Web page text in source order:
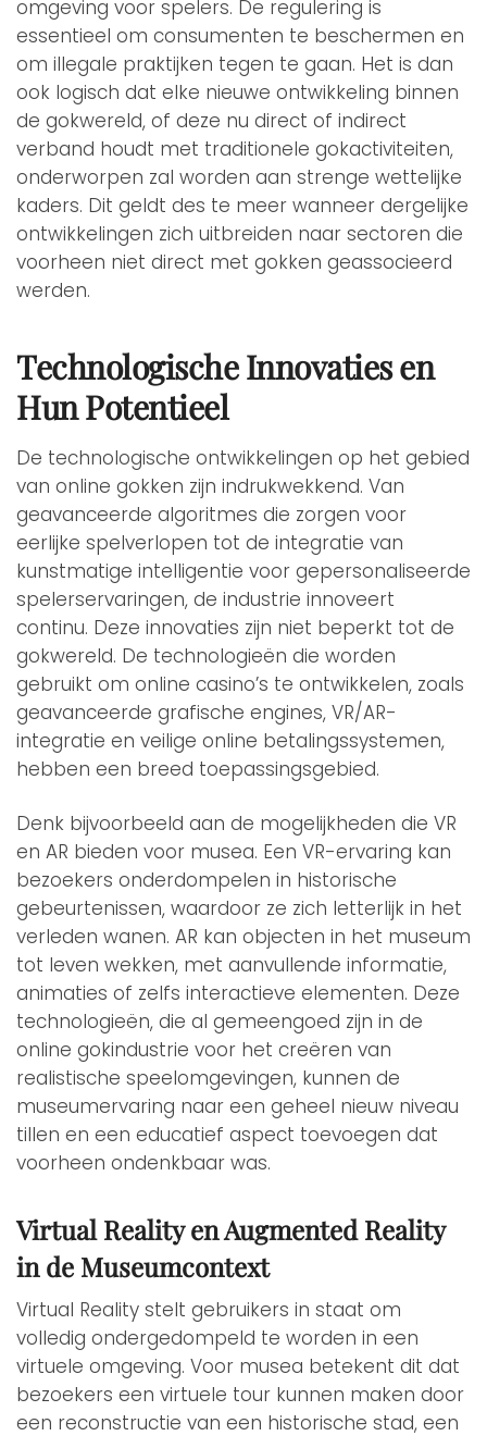
omgeving voor spelers. De regulering is
essentieel om consumenten te beschermen en
om illegale praktijken tegen te gaan. Het is dan
ook logisch dat elke nieuwe ontwikkeling binnen
de gokwereld, of deze nu direct of indirect
verband houdt met traditionele gokactiviteiten,
onderworpen zal worden aan strenge wettelijke
kaders. Dit geldt des te meer wanneer dergelijke
ontwikkelingen zich uitbreiden naar sectoren die
voorheen niet direct met gokken geassocieerd
werden.
Technologische Innovaties en
Hun Potentieel
De technologische ontwikkelingen op het gebied
van online gokken zijn indrukwekkend. Van
geavanceerde algoritmes die zorgen voor
eerlijke spelverlopen tot de integratie van
kunstmatige intelligentie voor gepersonaliseerde
spelerservaringen, de industrie innoveert
continu. Deze innovaties zijn niet beperkt tot de
gokwereld. De technologieën die worden
gebruikt om online casino’s te ontwikkelen, zoals
geavanceerde grafische engines, VR/AR-
integratie en veilige online betalingssystemen,
hebben een breed toepassingsgebied.
Denk bijvoorbeeld aan de mogelijkheden die VR
en AR bieden voor musea. Een VR-ervaring kan
bezoekers onderdompelen in historische
gebeurtenissen, waardoor ze zich letterlijk in het
verleden wanen. AR kan objecten in het museum
tot leven wekken, met aanvullende informatie,
animaties of zelfs interactieve elementen. Deze
technologieën, die al gemeengoed zijn in de
online gokindustrie voor het creëren van
realistische speelomgevingen, kunnen de
museumervaring naar een geheel nieuw niveau
tillen en een educatief aspect toevoegen dat
voorheen ondenkbaar was.
Virtual Reality en Augmented Reality
in de Museumcontext
Virtual Reality stelt gebruikers in staat om
volledig ondergedompeld te worden in een
virtuele omgeving. Voor musea betekent dit dat
bezoekers een virtuele tour kunnen maken door
een reconstructie van een historische stad, een